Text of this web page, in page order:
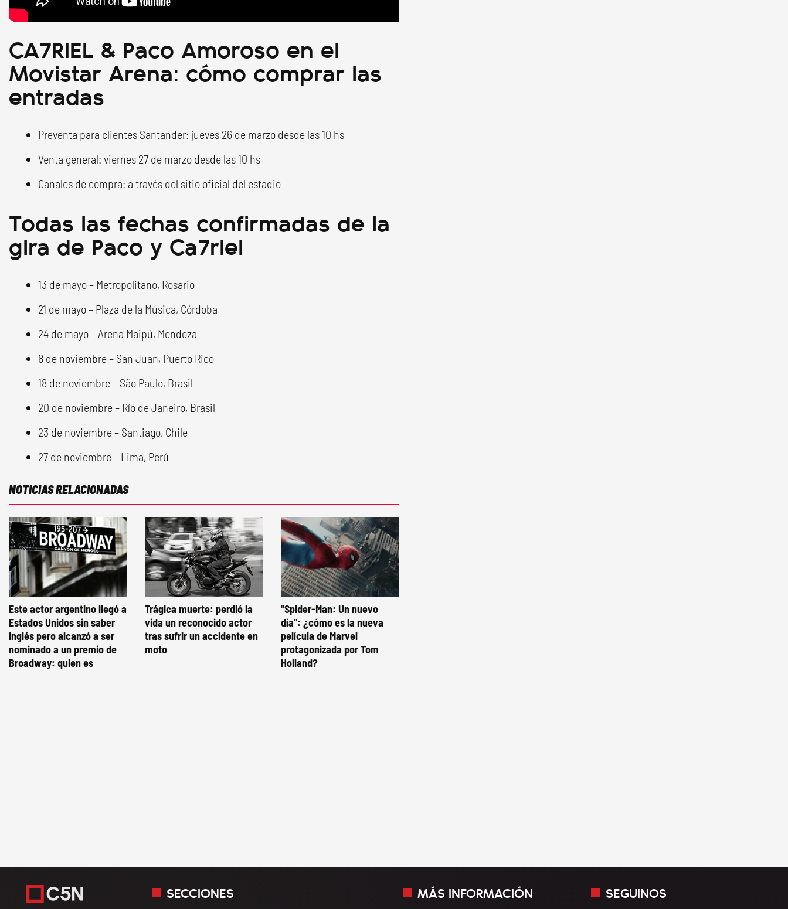
CA7RIEL & Paco Amoroso en el
Movistar Arena: cómo comprar las
entradas
Preventa para clientes Santander: jueves 26 de marzo desde las 10 hs
Venta general: viernes 27 de marzo desde las 10 hs
Canales de compra: a través del sitio oficial del estadio
Todas las fechas confirmadas de la
gira de Paco y Ca7riel
13 de mayo – Metropolitano, Rosario
21 de mayo – Plaza de la Música, Córdoba
24 de mayo – Arena Maipú, Mendoza
8 de noviembre – San Juan, Puerto Rico
18 de noviembre – São Paulo, Brasil
20 de noviembre – Río de Janeiro, Brasil
23 de noviembre – Santiago, Chile
27 de noviembre – Lima, Perú
NOTICIAS RELACIONADAS
Este actor argentino llegó a
Estados Unidos sin saber
inglés pero alcanzó a ser
nominado a un premio de
Broadway: quien es
Trágica muerte: perdió la
vida un reconocido actor
tras sufrir un accidente en
moto
"Spider-Man: Un nuevo
día": ¿cómo es la nueva
película de Marvel
protagonizada por Tom
Holland?
SECCIONES MÁS INFORMACIÓN SEGUINOS